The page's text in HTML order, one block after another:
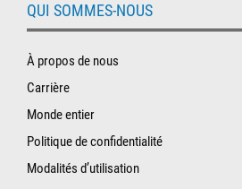
QUI SOMMES-NOUS
À propos de nous
Carrière
Monde entier
Politique de confidentialité
Modalités d’utilisation